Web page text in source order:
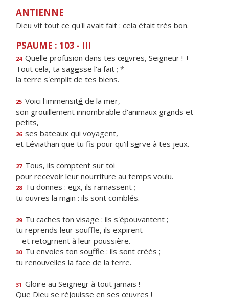
ANTIENNE
Dieu vit tout ce qu'il avait fait : cela était très bon.
PSAUME : 103 - III
24 Quelle profusion dans tes œuvres, Seigneur ! +
Tout cela, ta sagesse l'a fait ; *
la terre s'emplit de tes biens.
25 Voici l'immensité de la mer,
son grouillement innombrable d'animaux grands et
petits,
26 ses bateaux qui voyagent,
et Léviathan que tu fis pour qu'il serve à tes jeux.
27 Tous, ils comptent sur toi
pour recevoir leur nourriture au temps voulu.
28 Tu donnes : eux, ils ramassent ;
tu ouvres la main : ils sont comblés.
29 Tu caches ton visage : ils s'épouvantent ;
tu reprends leur souffle, ils expirent
et retournent à leur poussière.
30 Tu envoies ton souffle : ils sont créés ;
tu renouvelles la face de la terre.
31 Gloire au Seigneur à tout jamais !
Que Dieu se réjouisse en ses œuvres !